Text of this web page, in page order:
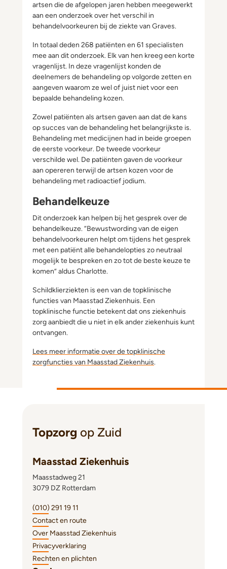
artsen die de afgelopen jaren hebben meegewerkt
aan een onderzoek over het verschil in
behandelvoorkeuren bij de ziekte van Graves.
In totaal deden 268 patiënten en 61 specialisten
mee aan dit onderzoek. Elk van hen kreeg een korte
vragenlijst. In deze vragenlijst konden de
deelnemers de behandeling op volgorde zetten en
aangeven waarom ze wel of juist niet voor een
bepaalde behandeling kozen.
Zowel patiënten als artsen gaven aan dat de kans
op succes van de behandeling het belangrijkste is.
Behandeling met medicijnen had in beide groepen
de eerste voorkeur. De tweede voorkeur
verschilde wel. De patiënten gaven de voorkeur
aan opereren terwijl de artsen kozen voor de
behandeling met radioactief jodium.
Behandelkeuze
Dit onderzoek kan helpen bij het gesprek over de
behandelkeuze. “Bewustwording van de eigen
behandelvoorkeuren helpt om tijdens het gesprek
met een patiënt alle behandelopties zo neutraal
mogelijk te bespreken en zo tot de beste keuze te
komen” aldus Charlotte.
Schildklierziekten is een van de topklinische
functies van Maasstad Ziekenhuis. Een
topklinische functie betekent dat ons ziekenhuis
zorg aanbiedt die u niet in elk ander ziekenhuis kunt
ontvangen.
Lees meer informatie over de topklinische
zorgfuncties van Maasstad Ziekenhuis.
Topzorg op Zuid
Maasstad Ziekenhuis
Maasstadweg 21
3079 DZ Rotterdam
(010) 291 19 11
Contact en route
Over Maasstad Ziekenhuis
Privacyverklaring
Rechten en plichten